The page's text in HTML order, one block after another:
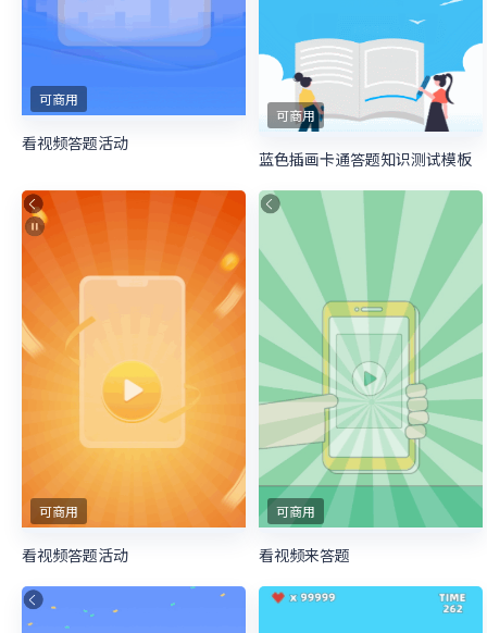
可商用
看视频答题活动
可商用
蓝色插画卡通答题知识测试模板
可商用
看视频答题活动
可商用
看视频来答题